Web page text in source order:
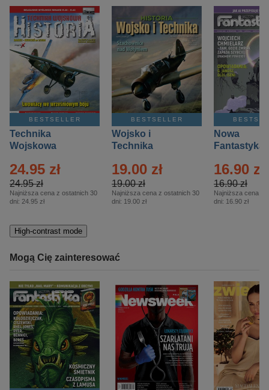
BESTSELLER
Technika
Wojskowa
– 2/2026
24.95 zł
24.95 zł
Najniższa cena z ostatnich 30
dni: 24.95 zł
BESTSELLER
Wojsko i
Technika
Specjalne –
Eprasa – 2/2026
19.00 zł
19.00 zł
Najniższa cena z ostatnich 30
dni: 19.00 zł
Nowa
Fantastyka
16.90 zł
16.90 zł
Najniższa cena z
dni: 16.90 zł
High-contrast mode
Mogą Cię zainteresować